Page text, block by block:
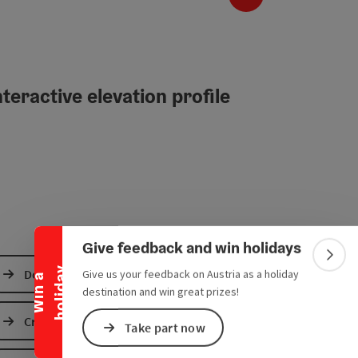
W
i
n
a
h
o
l
i
d
a y
Collapse banner Give feedback and win holidays
Give us your feedback on Austria as a holiday
destination and win great prizes!
Take part now
elevation profile
Download GPS data
Create PDF